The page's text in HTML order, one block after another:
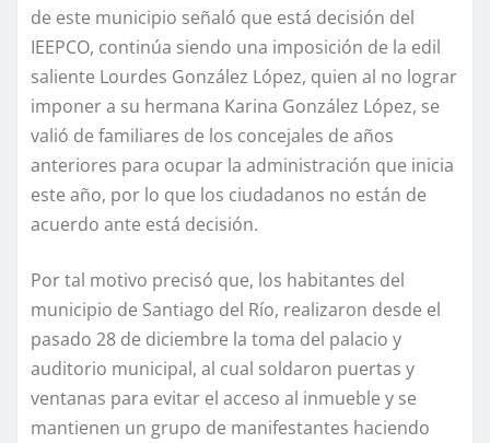
de este municipio señaló que está decisión del
IEEPCO, continúa siendo una imposición de la edil
saliente Lourdes González López, quien al no lograr
imponer a su hermana Karina González López, se
valió de familiares de los concejales de años
anteriores para ocupar la administración que inicia
este año, por lo que los ciudadanos no están de
acuerdo ante está decisión.
Por tal motivo precisó que, los habitantes del
municipio de Santiago del Río, realizaron desde el
pasado 28 de diciembre la toma del palacio y
auditorio municipal, al cual soldaron puertas y
ventanas para evitar el acceso al inmueble y se
mantienen un grupo de manifestantes haciendo